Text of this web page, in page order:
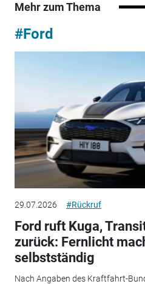
Mehr zum Thema
#Ford
29.07.2026 #Rückruf
Ford ruft Kuga,
zurück: Fernlicht
selbstständig
Nach Angaben des Kraftfahrt-